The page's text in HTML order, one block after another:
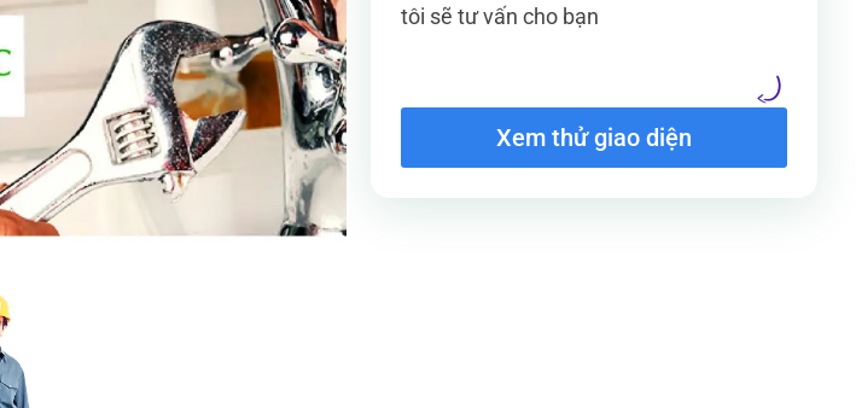
tôi sẽ tư vấn cho bạn
Xem thử giao diện